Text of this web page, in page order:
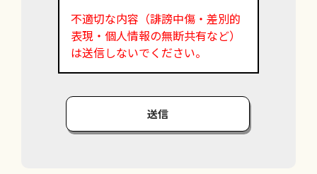
不適切な内容（誹謗中傷・差別的
表現・個人情報の無断共有など）
は送信しないでください。
送信